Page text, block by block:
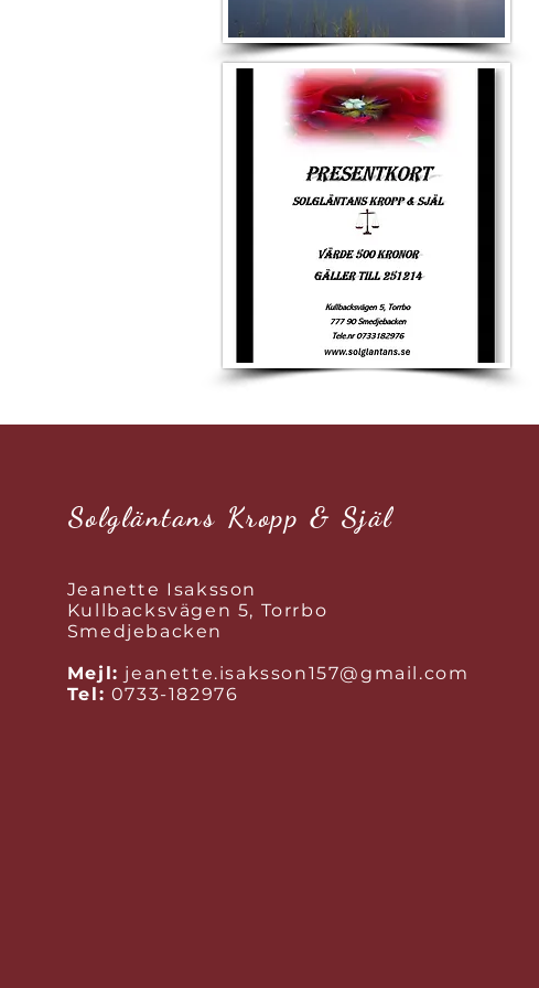
Solgläntans Kropp & Själ
Jeanette Isaksson
Kullbacksvägen 5, Torrbo
Smedjebacken
Mejl: jeanette.isaksson157@gmail.com
Tel: 0733-182976